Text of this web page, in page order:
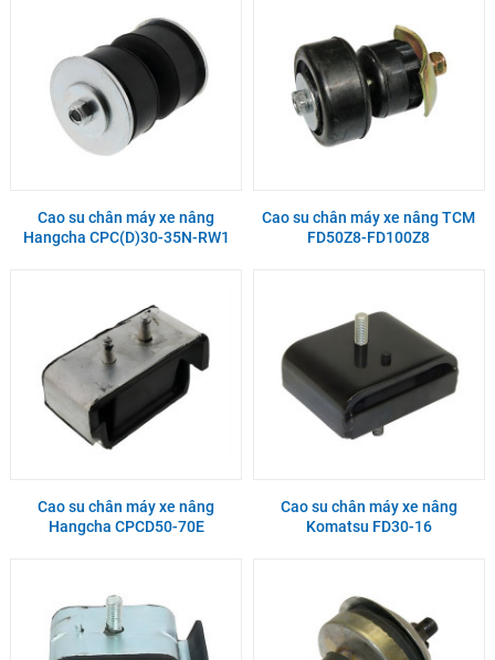
Cao su chân máy xe nâng
Hangcha CPC(D)30-35N-RW1
Cao su chân máy xe nâng TCM
FD50Z8-FD100Z8
Cao su chân máy xe nâng
Hangcha CPCD50-70E
Cao su chân máy xe nâng
Komatsu FD30-16